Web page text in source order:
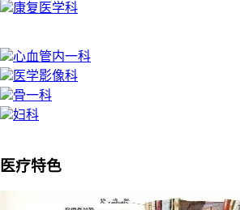
康复医学科
心血管内一科
医学影像科
骨一科
妇科
医疗特色